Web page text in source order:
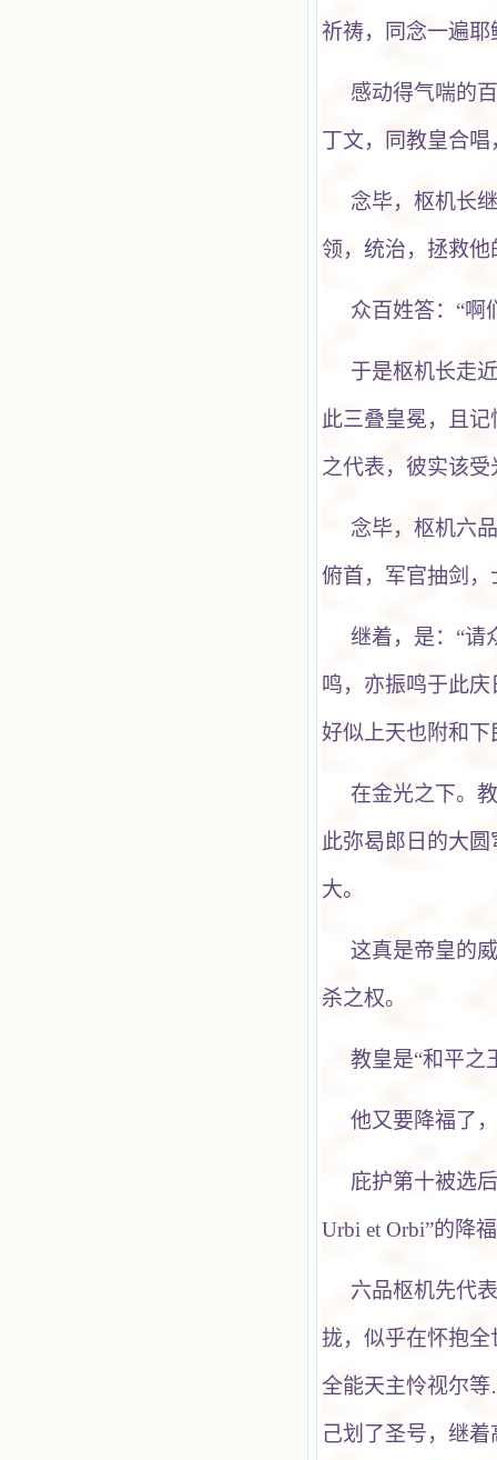
祈祷，同念一遍
感动得气喘的
丁文，同教皇合
念毕，枢机长
领，统治，拯救他
众百姓答：“啊
于是枢机长走
此三叠皇冕，且
之代表，彼实该
念毕，枢机六
俯首，军官抽剑，
继着，是：“请
鸣，亦振鸣于此
好似上天也附和
在金光之下。
此弥曷郎日的大
大。
这真是帝皇的
杀之权。
教皇是“和平之
他又要降福了
庇护第十被选
Urbi et Orbi”的降
六品枢机先代
拢，似乎在怀抱
全能天主怜视尔
己划了圣号，继